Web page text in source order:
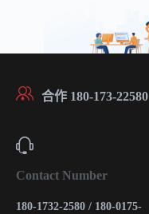
合作 180-173-22580
Contact Number
180-1732-2580 / 180-0175-